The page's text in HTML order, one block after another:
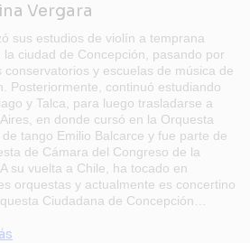
Vergara
sus estudios de violín a temprana
la ciudad de Concepción, pasando por
conservatorios y escuelas de música de
Posteriormente, continuó estudiando
y Talca, para luego trasladarse a
en donde cursó en la Orquesta
de tango Emilio Balcarce y fue parte de
de Cámara del Congreso de la
su vuelta a Chile, ha tocado en
orquestas y actualmente es concertino
Ciudadana de Concepción…